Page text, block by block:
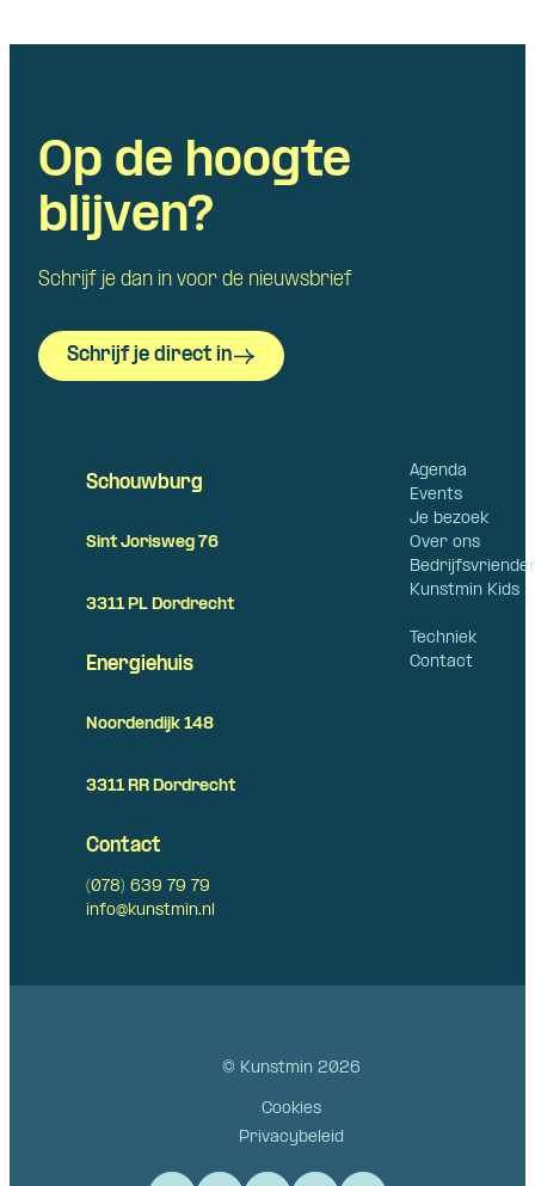
Op de hoogte
blijven?
Schrijf je dan in voor de nieuwsbrief
Schrijf je direct in
Agenda
Events
Je bezoek
Over ons
Kunstmin Kids
Techniek
Contact
Schouwburg
Sint Jorisweg 76
3311 PL Dordrecht
Energiehuis
Noordendijk 148
3311 RR Dordrecht
Contact
(078) 639 79 79
info@kunstmin.nl
© Kunstmin 2026
Cookies
Privacybeleid